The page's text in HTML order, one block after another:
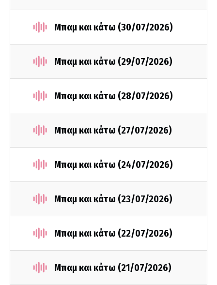
Μπαμ και κάτω (30/07/2026)
Μπαμ και κάτω (29/07/2026)
Μπαμ και κάτω (28/07/2026)
Μπαμ και κάτω (27/07/2026)
Μπαμ και κάτω (24/07/2026)
Μπαμ και κάτω (23/07/2026)
Μπαμ και κάτω (22/07/2026)
Μπαμ και κάτω (21/07/2026)